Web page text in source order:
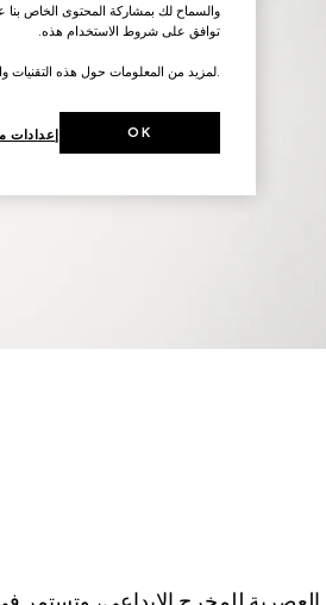
والسماح لك بمشاركة المحتوى الخاص بنا
توافق على شروط الاستخدام هذه.
.لمزيد من المعلومات حول هذه التقنيات
إعدادات OK